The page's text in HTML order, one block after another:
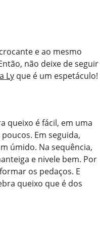
e ao mesmo
não deixe de seguir
Lyque é um espetáculo!
queixo é fácil, em uma
Em seguida,
úmido. Na sequência,
e nivele bem. Por
os pedaços. E
queixo que é dos